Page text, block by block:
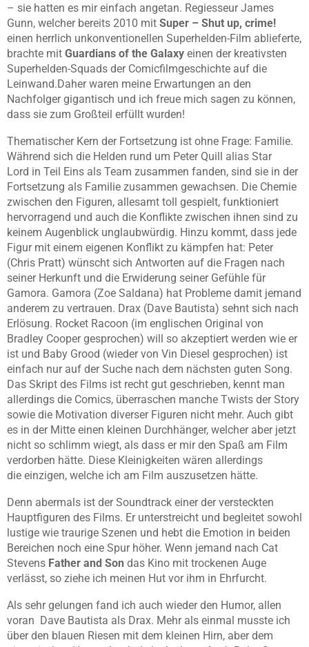
– sie hatten es mir einfach angetan. Regiesseur James
Gunn, welcher bereits 2010 mit Super – Shut up, crime!
einen herrlich unkonventionellen Superhelden-Film ablieferte,
brachte mit Guardians of the Galaxy einen der kreativsten
Superhelden-Squads der Comicfilmgeschichte auf die
Leinwand.Daher waren meine Erwartungen an den
Nachfolger gigantisch und ich freue mich sagen zu können,
dass sie zum Großteil erfüllt wurden!
Thematischer Kern der Fortsetzung ist ohne Frage: Familie.
Während sich die Helden rund um Peter Quill alias Star
Lord in Teil Eins als Team zusammen fanden, sind sie in der
Fortsetzung als Familie zusammen gewachsen. Die Chemie
zwischen den Figuren, allesamt toll gespielt, funktioniert
hervorragend und auch die Konflikte zwischen ihnen sind zu
keinem Augenblick unglaubwürdig. Hinzu kommt, dass jede
Figur mit einem eigenen Konflikt zu kämpfen hat: Peter
(Chris Pratt) wünscht sich Antworten auf die Fragen nach
seiner Herkunft und die Erwiderung seiner Gefühle für
Gamora. Gamora (Zoe Saldana) hat Probleme damit jemand
anderem zu vertrauen. Drax (Dave Bautista) sehnt sich nach
Erlösung. Rocket Racoon (im englischen Original von
Bradley Cooper gesprochen) will so akzeptiert werden wie er
ist und Baby Grood (wieder von Vin Diesel gesprochen) ist
einfach nur auf der Suche nach dem nächsten guten Song.
Das Skript des Films ist recht gut geschrieben, kennt man
allerdings die Comics, überraschen manche Twists der Story
sowie die Motivation diverser Figuren nicht mehr. Auch gibt
es in der Mitte einen kleinen Durchhänger, welcher aber jetzt
nicht so schlimm wiegt, als dass er mir den Spaß am Film
verdorben hätte. Diese Kleinigkeiten wären allerdings
die einzigen, welche ich am Film auszusetzen hätte.
Denn abermals ist der Soundtrack einer der versteckten
Hauptfiguren des Films. Er unterstreicht und begleitet sowohl
lustige wie traurige Szenen und hebt die Emotion in beiden
Bereichen noch eine Spur höher. Wenn jemand nach Cat
Stevens Father and Son das Kino mit trockenen Auge
verlässt, so ziehe ich meinen Hut vor ihm in Ehrfurcht.
Als sehr gelungen fand ich auch wieder den Humor, allen
voran Dave Bautista als Drax. Mehr als einmal musste ich
über den blauen Riesen mit dem kleinen Hirn, aber dem